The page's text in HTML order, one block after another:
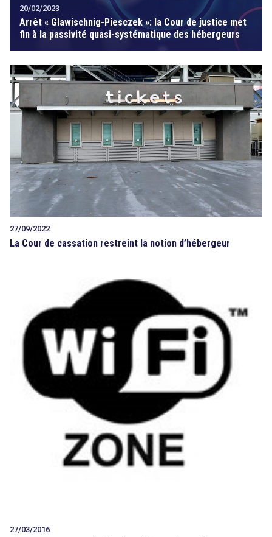
20/02/2023
Arrêt « Glawischnig-Piesczek »: la Cour de justice met
fin à la passivité quasi-systématique des hébergeurs
27/09/2022
La Cour de cassation restreint la notion d’hébergeur
27/03/2016